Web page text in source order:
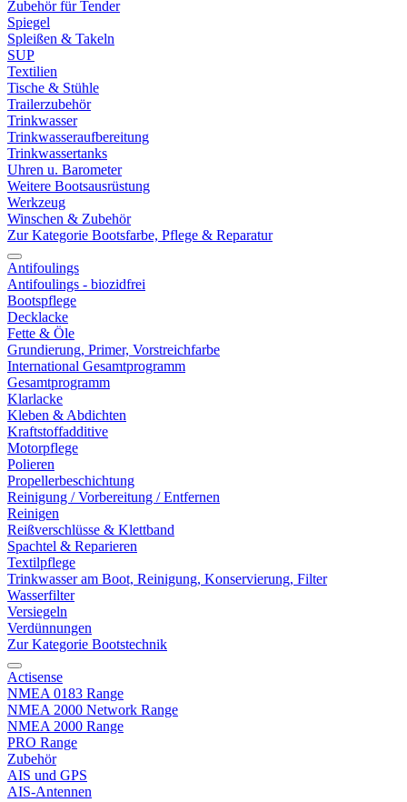
Zubehör für Tender
Spiegel
Spleißen & Takeln
SUP
Textilien
Tische & Stühle
Trailerzubehör
Trinkwasser
Trinkwasseraufbereitung
Trinkwassertanks
Uhren u. Barometer
Weitere Bootsausrüstung
Werkzeug
Winschen & Zubehör
Zur Kategorie Bootsfarbe, Pflege & Reparatur
Antifoulings
Antifoulings - biozidfrei
Bootspflege
Decklacke
Fette & Öle
Grundierung, Primer, Vorstreichfarbe
International Gesamtprogramm
Gesamtprogramm
Klarlacke
Kleben & Abdichten
Kraftstoffadditive
Motorpflege
Polieren
Propellerbeschichtung
Reinigung / Vorbereitung / Entfernen
Reinigen
Reißverschlüsse & Klettband
Spachtel & Reparieren
Textilpflege
Trinkwasser am Boot, Reinigung, Konservierung, Filter
Wasserfilter
Versiegeln
Verdünnungen
Zur Kategorie Bootstechnik
Actisense
NMEA 0183 Range
NMEA 2000 Network Range
NMEA 2000 Range
PRO Range
Zubehör
AIS und GPS
AIS-Antennen